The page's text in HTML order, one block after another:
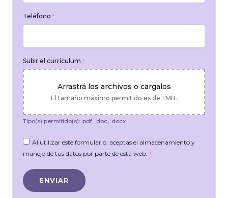
Teléfono *
Subir el currículum *
Arrastrá los archivos o cargalos
El tamaño máximo permitido es de 1 MB.
Tipo(s) permitido(s): .pdf, .doc, .docx
Al utilizar este formulario, aceptas el almacenamiento y
manejo de tus datos por parte de esta web. *